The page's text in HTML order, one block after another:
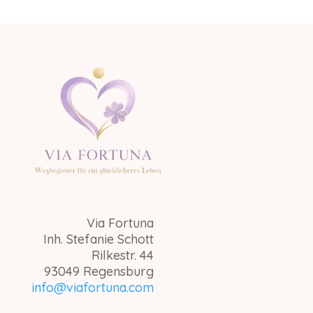
Via Fortuna
Inh. Stefanie Schott
Rilkestr. 44
93049 Regensburg
info@viafortuna.com